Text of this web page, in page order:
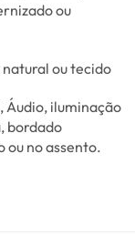
ou
natural ou tecido
Áudio, iluminação
bordado
ou no assento.